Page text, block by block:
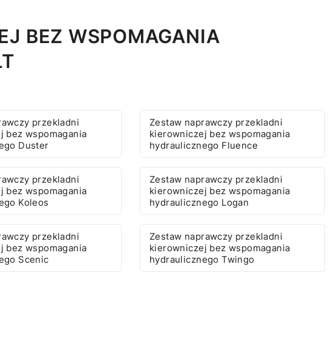
BEZ WSPOMAGANIA
przekladni
bez wspomagania
Duster
Zestaw naprawczy przekladni
kierowniczej bez wspomagania
hydraulicznego Fluence
przekladni
bez wspomagania
Koleos
Zestaw naprawczy przekladni
kierowniczej bez wspomagania
hydraulicznego Logan
przekladni
bez wspomagania
Scenic
Zestaw naprawczy przekladni
kierowniczej bez wspomagania
hydraulicznego Twingo